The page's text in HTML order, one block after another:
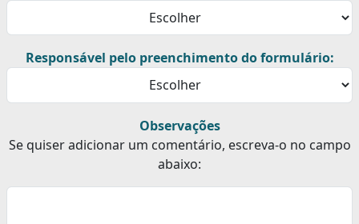
Responsável pelo preenchimento do formulário:
Observações
Se quiser adicionar um comentário, escreva-o no campo
abaixo: